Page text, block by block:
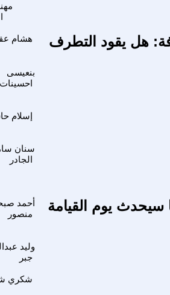
هشام
هل يقود التطرف
بنعيسى
احسينات
إسلام
سنان
الجادر
أحمد
منصور
يوم القيامة
وليد
جبر
شكري